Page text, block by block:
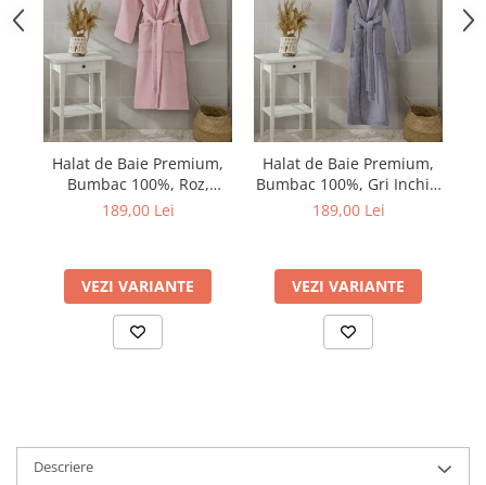
Halat de Baie Premium,
Bumbac 100%, Roz,
Ambalat in Cutie Cadou
189,00 Lei
VEZI VARIANTE
Halat de Baie Premium,
Bumbac 100%, Gri Inchis,
Ambalat in Cutie Cadou
189,00 Lei
VEZI VARIANTE
Descriere